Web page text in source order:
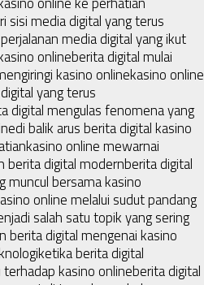
sisi media digital yang terus
media digital yang ikut
onlineberita digital mulai
kasino onlinekasino online
yang terus
digital mengulas fenomena yang
di balik arus berita digital kasino
kasino online mewarnai
berita digital modernberita digital
muncul bersama kasino
online melalui sudut pandang
salah satu topik yang sering
berita digital mengenai kasino
ketika berita digital
kasino onlineberita digital